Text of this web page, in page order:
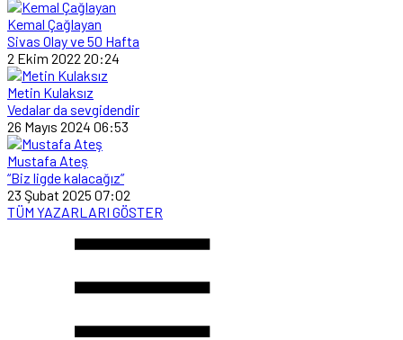
Kemal Çağlayan
Sivas Olay ve 50 Hafta
2 Ekim 2022 20:24
Metin Kulaksız
Vedalar da sevgidendir
26 Mayıs 2024 06:53
Mustafa Ateş
“Biz ligde kalacağız”
23 Şubat 2025 07:02
TÜM YAZARLARI GÖSTER